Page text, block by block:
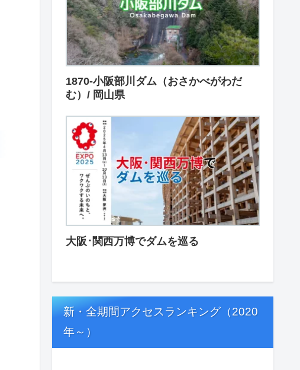
1870-小阪部川ダム（おさかべがわだ
む）/ 岡山県
大阪･関西万博でダムを巡る
新・全期間アクセスランキング（2020
年～）